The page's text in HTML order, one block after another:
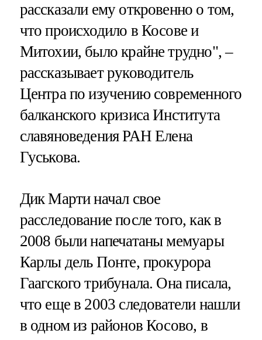
рассказали ему откровенно о том,
что происходило в Косове и
Митохии, было крайне трудно", –
рассказывает руководитель
Центра по изучению современного
балканского кризиса Института
славяноведения РАН Елена
Гуськова.
Дик Марти начал свое
расследование после того, как в
2008 были напечатаны мемуары
Карлы дель Понте, прокурора
Гаагского трибунала. Она писала,
что еще в 2003 следователи нашли
в одном из районов Косово, в